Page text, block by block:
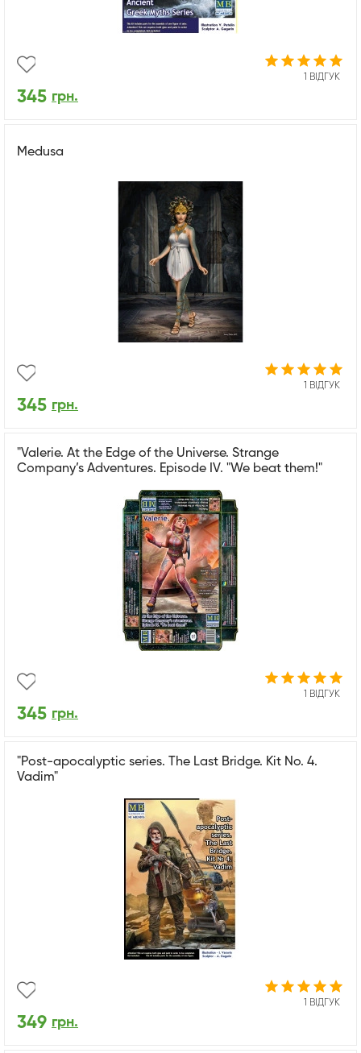
1 ВІДГУК
345 грн.
Medusa
1 ВІДГУК
345 грн.
"Valerie. At the Edge of the Universe. Strange
Company’s Adventures. Episode IV. "We beat them!"
1 ВІДГУК
345 грн.
"Pоst-apocalyptic series. The Last Bridge. Kit No. 4.
Vadim"
1 ВІДГУК
349 грн.